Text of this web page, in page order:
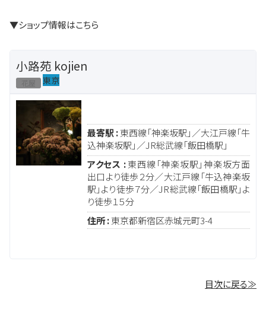
▼ショップ情報はこちら
小路苑 kojien
東京
花屋
最寄駅 :東西線「神楽坂駅」／大江戸線「牛
込神楽坂駅」／JR総武線「飯田橋駅」
アクセス :東西線「神楽坂駅」神楽坂方面
出口より徒歩２分／大江戸線「牛込神楽坂
駅」より徒歩７分／JR総武線「飯田橋駅」よ
り徒歩１５分
住所 :東京都新宿区赤城元町3-4
目次に戻る≫